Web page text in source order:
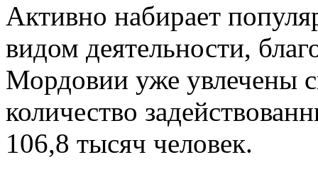
Активно набирает
видом деятельности,
Мордовии уже увлечены
количество
106,8 тысяч человек.